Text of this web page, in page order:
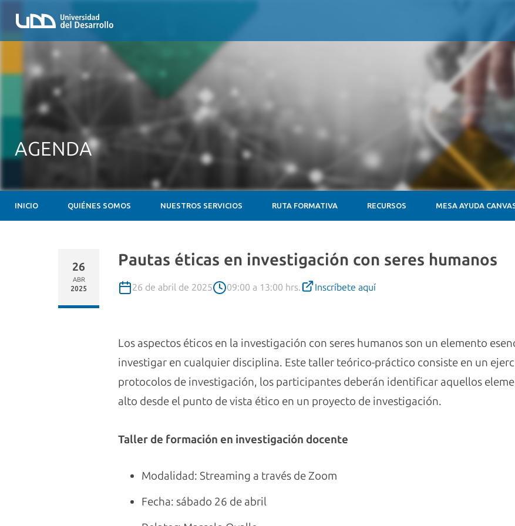
AGENDA
INICIO QUIÉNES SOMOS NUESTROS SERVICIOS RUTA FORMATIVA RECURSOS MESA AYUDA
Pautas éticas en investigación con seres humanos
26 de abril de 2025 09:00 a 13:00 hrs. Inscríbete aquí
26
ABR
2025
Los aspectos éticos en la investigación con seres humanos son un elemento
investigar en cualquier disciplina. Este taller teórico-práctico consiste en un
protocolos de investigación, los participantes deberán identificar aquellos
alto desde el punto de vista ético en un proyecto de investigación.
Taller de formación en investigación docente
Modalidad: Streaming a través de Zoom
Fecha: sábado 26 de abril